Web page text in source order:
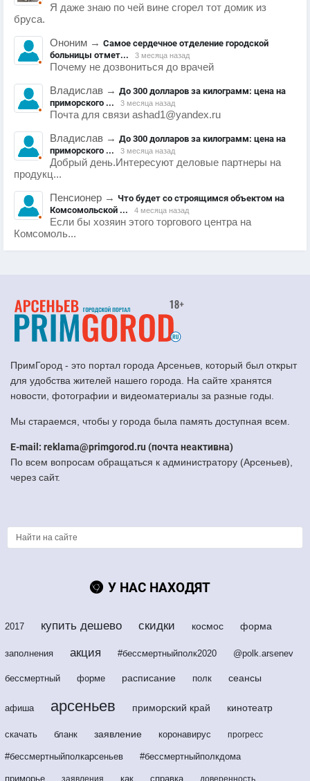
Я даже знаю по чей вине сгорел тот домик из
бруса.
Ононим → Самое сердечное отделение городской
больницы отмет...
3 месяца назад
Почему не дозвониться до врачей
Владислав → До 300 долларов за килограмм: цена на
приморского ...
3 месяца назад
Почта для связи ashad1@yandex.ru
Владислав → До 300 долларов за килограмм: цена на
приморского ...
3 месяца назад
Добрый день.Интересуют деловые партнеры на
продукц...
Пенсионер → Что будет со строящимся объектом на
Комсомольской ...
4 месяца назад
Если бы хозяин этого торгового центра на
Комсомоль...
ПримГород - это портал города Арсеньев, который был открыт
для удобства жителей нашего города. На сайте хранятся
новости, фотографии и видеоматериалы за разные годы.
Мы стараемся, чтобы у города была память доступная всем.
E-mail: reklama@primgorod.ru (почта неактивна)
По всем вопросам обращаться к администратору (Арсеньев),
через сайт.
У НАС НАХОДЯТ
2017 купить дешево скидки космос форма
заполнения акция #бессмертныйполк2020 @polk.arsenev
бессмертный форме расписание полк сеансы
афиша арсеньев приморский край кинотеатр
скачать бланк заявление коронавирус прогресс
#бессмертныйполкарсеньев #бессмертныйполкдома
приморье как справка